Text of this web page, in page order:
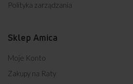
Polityka zarządzania
Sklep Amica
Moje Konto
Zakupy na Raty